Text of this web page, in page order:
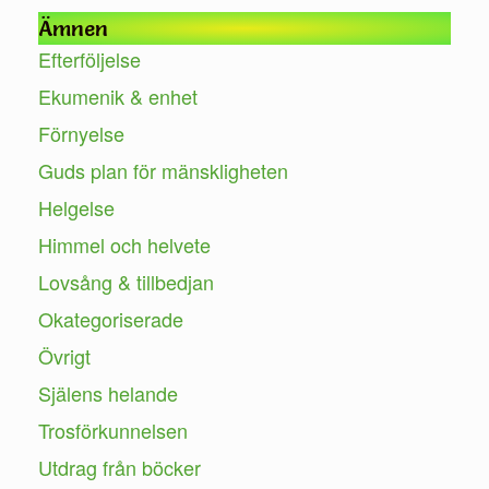
Ämnen
Efterföljelse
Ekumenik & enhet
Förnyelse
Guds plan för mänskligheten
Helgelse
Himmel och helvete
Lovsång & tillbedjan
Okategoriserade
Övrigt
Själens helande
Trosförkunnelsen
Utdrag från böcker